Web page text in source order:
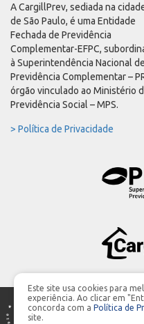
A CargillPrev, sediada na
de São Paulo, é uma Entidade
Fechada de Previdência
Complementar-EFPC,
à Superintendência Nacional de
Previdência Complementar –
órgão vinculado ao Ministério
Previdência Social – MPS.
> Política de Privacidade
Este site usa cookies para
experiência. Ao clicar em
concorda com a Política de
site.